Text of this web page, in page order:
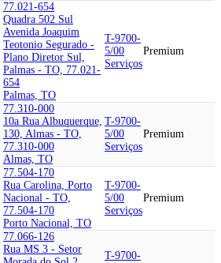
77.021-654
Quadra 502 Sul
Avenida Joaquim
Teotonio Segurado -
Plano Diretor Sul,
Palmas - TO, 77.021-
654
Palmas, TO
T-9700-
5/00
Serviços
Premium
77.310-000
10a Rua Albuquerque,
130, Almas - TO,
77.310-000
Almas, TO
T-9700-
5/00
Serviços
Premium
77.504-170
Rua Carolina, Porto
Nacional - TO,
77.504-170
Porto Nacional, TO
T-9700-
5/00
Serviços
Premium
77.066-126
Rua MS 3 - Setor
T-9700-